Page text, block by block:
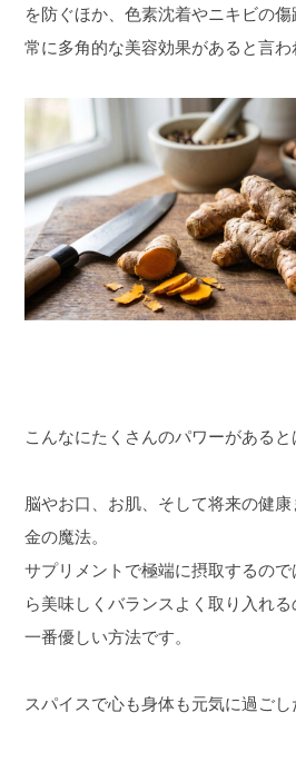
を防ぐほか、色素沈着やニキビの
常に多角的な美容効果があると言わ
こんなにたくさんのパワーがあると
脳やお口、お肌、そして将来の健
金の魔法。
サプリメントで極端に摂取するの
ら美味しくバランスよく取り入れ
一番優しい方法です。
スパイスで心も身体も元気に過ごし